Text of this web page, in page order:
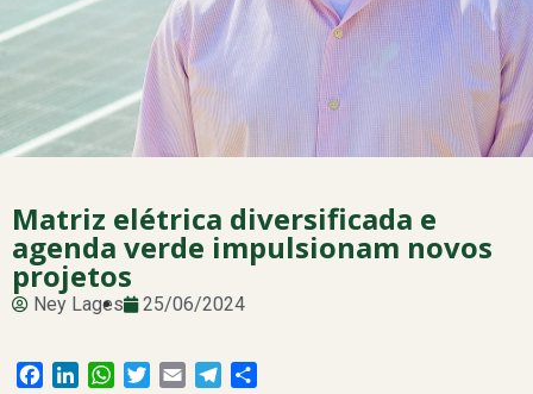
Matriz elétrica diversificada e
agenda verde impulsionam novos
projetos
Ney Lages 25/06/2024
Facebook
LinkedInWhatsApp
Twitter
Email Telegram